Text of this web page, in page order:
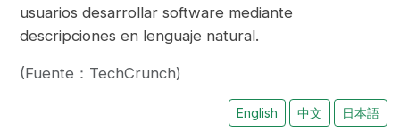
usuarios desarrollar software mediante
descripciones en lenguaje natural.
(Fuente：TechCrunch)
English 中文 日本語